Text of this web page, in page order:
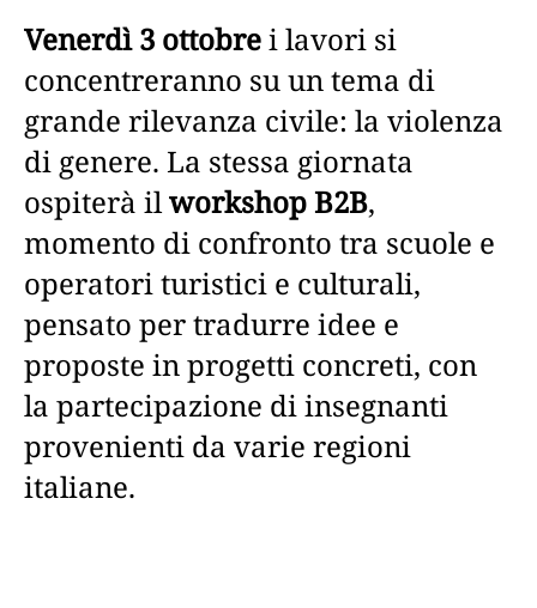
Venerdì 3 ottobrei lavori si
concentreranno su un tema di
grande rilevanza civile: la violenza
di genere. La stessa giornata
ospiterà ilworkshop B2B,
momento di confronto tra scuole e
operatori turistici e culturali,
pensato per tradurre idee e
proposte in progetti concreti, con
la partecipazione di insegnanti
provenienti da varie regioni
italiane.